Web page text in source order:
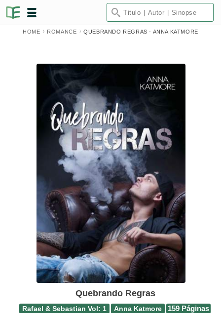
HOME ROMANCE QUEBRANDO REGRAS - ANNA KATMORE
Quebrando Regras
Rafael & Sebastian Vol: 1 Anna Katmore 159 Páginas